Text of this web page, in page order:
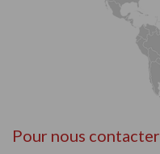
Pour nous contacter